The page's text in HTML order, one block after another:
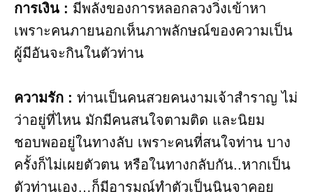
การเงิน : มีพลังของการหลอกลวงวิ่งเข้าหา
เพราะคนภายนอกเห็นภาพลักษณ์ของความเป็น
ผู้มีอันจะกินในตัวท่าน
ความรัก : ท่านเป็นคนสวยคนงามเจ้าสำราญ ไม่
ว่าอยู่ที่ไหน มักมีคนสนใจตามติด และนิยม
ชอบพออยู่ในทางลับ เพราะคนที่สนใจท่าน บาง
ครั้งก็ไม่เผยตัวตน หรือในทางกลับกัน..หากเป็น
ตัวท่านเอง…ก็มีอารมณ์ทำตัวเป็นนินจาคอย